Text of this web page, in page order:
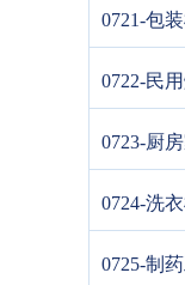
0721-包
0722-民
0723-厨
0724-洗
0725-制